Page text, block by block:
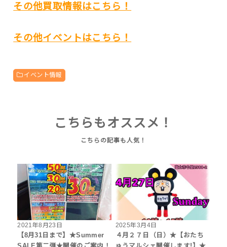
その他買取情報はこちら！
その他イベントはこちら！
イベント情報
こちらもオススメ！
2021年8月23日
【8月31日まで】★Summer
2025年3月4日
４月２７日（日）★【おたち